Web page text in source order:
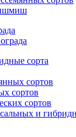
сорта
сортов
сортов
сортов
и